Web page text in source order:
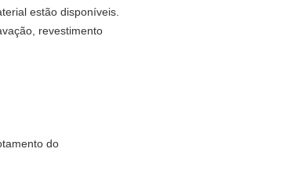
estão disponíveis.
revestimento